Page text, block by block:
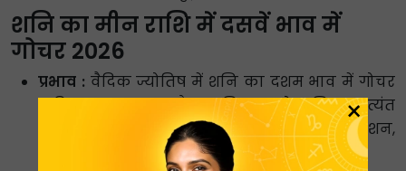
शनि का मीन राशि में दसवें भाव में
गोचर 2026
प्रभाव : वैदिक ज्योतिष में शनि का दशम भाव में गोचर
करियर, मान्यता और अधिकार के लिए अत्यंत
प्रभावशाली है। अनुशासन के साथ, यह अवधि प्रमोशन,
लीडरशिप भूमिकाएँ और सफलता लाती है।
×